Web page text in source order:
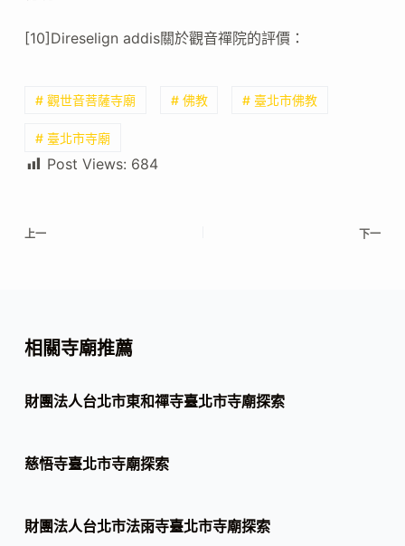
[10]Direselign addis關於觀音禪院的評價：
# 觀世音菩薩寺廟 # 佛教 # 臺北市佛教
# 臺北市寺廟
Post Views: 684
上一 下一
相關寺廟推薦
財團法人台北市東和禪寺臺北市寺廟探索
慈悟寺臺北市寺廟探索
財團法人台北市法雨寺臺北市寺廟探索